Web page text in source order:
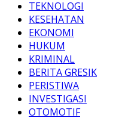
TEKNOLOGI
KESEHATAN
EKONOMI
HUKUM
KRIMINAL
BERITA GRESIK
PERISTIWA
INVESTIGASI
OTOMOTIF